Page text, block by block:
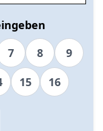
7 8
9
15 16